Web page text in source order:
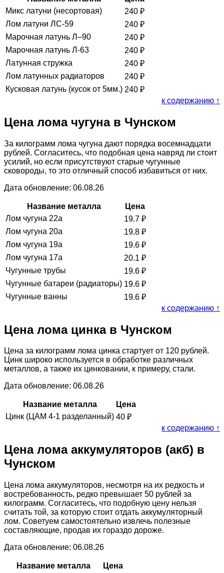
Микс латуни (несортовая)
240 ₽
Лом латуни ЛС-59
240 ₽
Марочная латунь Л–90
240 ₽
Марочная латунь Л-63
240 ₽
Латунная стружка
240 ₽
Лом латунных радиаторов
240 ₽
Кусковая латунь (кусок от 5мм.) 240 ₽
к содержанию ↑
Цена лома чугуна в Чунском
За килограмм лома чугуна дают порядка восемнадцати
рублей. Согласитесь, что подобная цена навряд ли стоит
усилий, но если присутствуют старые чугунные
сковороды, то это отличный способ избавиться от них.
Дата обновление: 06.08.26
Название металла
Цена
Лом чугуна 22а
19.7 ₽
Лом чугуна 20а
19.8 ₽
Лом чугуна 19а
19.6 ₽
Лом чугуна 17а
20.1 ₽
Чугунные трубы
19.6 ₽
Чугунные батареи (радиаторы) 19.6 ₽
Чугунные ванны
19.6 ₽
к содержанию ↑
Цена лома цинка в Чунском
Цена за килограмм лома цинка стартует от 120 рублей.
Цинк широко используется в обработке различных
металлов, а также их цинковании, к примеру, стали.
Дата обновление: 06.08.26
Название металла
Цена
Цинк (ЦАМ 4-1 разделанный) 40 ₽
к содержанию ↑
Цена лома аккумуляторов (акб) в
Чунском
Цена лома аккумуляторов, несмотря на их редкость и
востребованность, редко превышает 50 рублей за
килограмм. Согласитесь, что подобную цену нельзя
считать той, за которую стоит отдать аккумуляторный
лом. Советуем самостоятельно извлечь полезные
составляющие, продав их гораздо дороже.
Дата обновление: 06.08.26
Название металла
Цена